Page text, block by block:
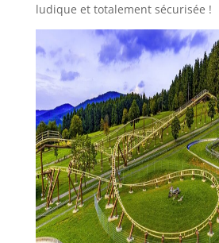
ludique et totalement sécurisée !